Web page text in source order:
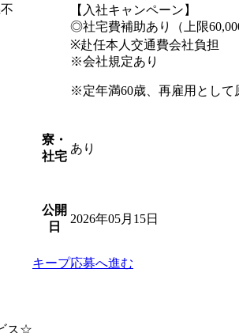
【入社キャンペーン】
◎社宅費補助あり（上限
※赴任本人交通費会社負担
※会社規定あり
※定年満60歳、再雇用として
寮・
社宅
あり
公開
日
2026年05月15日
キープ応募へ進む